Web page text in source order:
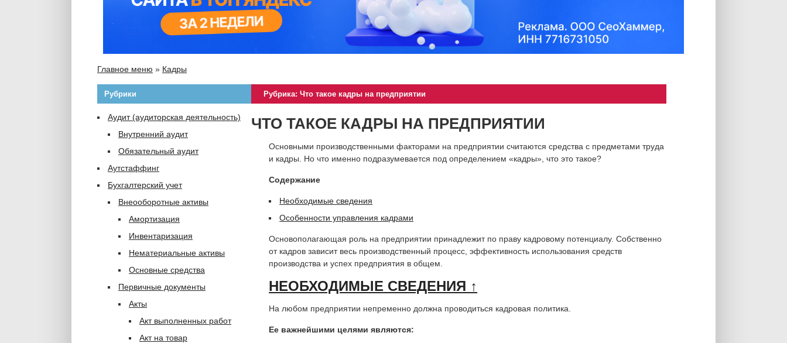
Главное меню » Кадры
Рубрика: Что такое кадры на предприятии
ЧТО ТАКОЕ КАДРЫ НА ПРЕДПРИЯТИИ
Основными производственными факторами на предприятии считаются средства с предметами труда
и кадры. Но что именно подразумевается под определением «кадры», что это такое?
Содержание
Необходимые сведения
Особенности управления кадрами
Основополагающая роль на предприятии принадлежит по праву кадровому потенциалу. Собственно
от кадров зависит весь производственный процесс, эффективность использования средств
производства и успех предприятия в общем.
НЕОБХОДИМЫЕ СВЕДЕНИЯ ↑
На любом предприятии непременно должна проводиться кадровая политика.
Ее важнейшими целями являются:
Рубрики
Аудит (аудиторская деятельность)
Внутренний аудит
Обязательный аудит
Аутстаффинг
Бухгалтерский учет
Внеооборотные активы
Амортизация
Инвентаризация
Нематериальные активы
Основные средства
Первичные документы
Акты
Акт выполненных работ
Акт на товар